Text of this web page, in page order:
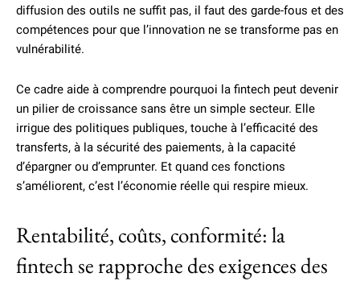
diffusion des outils ne suffit pas, il faut des garde-fous et des
compétences pour que l’innovation ne se transforme pas en
vulnérabilité.
Ce cadre aide à comprendre pourquoi la fintech peut devenir
un pilier de croissance sans être un simple secteur. Elle
irrigue des politiques publiques, touche à l’efficacité des
transferts, à la sécurité des paiements, à la capacité
d’épargner ou d’emprunter. Et quand ces fonctions
s’améliorent, c’est l’économie réelle qui respire mieux.
Rentabilité, coûts, conformité: la
fintech se rapproche des exigences des